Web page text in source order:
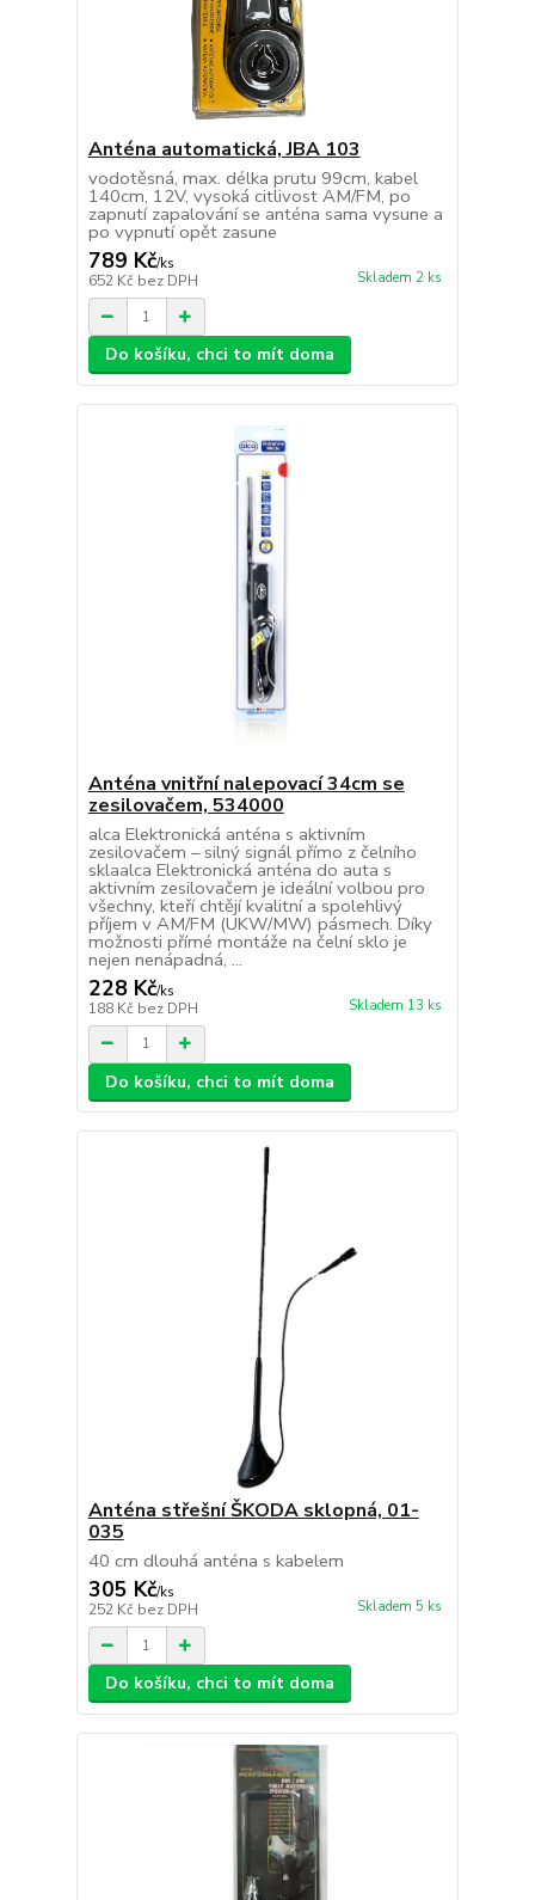
Anténa automatická, JBA 103
vodotěsná, max. délka prutu 99cm, kabel
140cm, 12V, vysoká citlivost AM/FM, po
zapnutí zapalování se anténa sama vysune a
po vypnutí opět zasune
789 Kč/ks
652 Kč bez DPH Skladem 2 ks
Do košíku, chci to mít doma
Anténa vnitřní nalepovací 34cm se
zesilovačem, 534000
alca Elektronická anténa s aktivním
zesilovačem – silný signál přímo z čelního
sklaalca Elektronická anténa do auta s
aktivním zesilovačem je ideální volbou pro
všechny, kteří chtějí kvalitní a spolehlivý
příjem v AM/FM (UKW/MW) pásmech. Díky
možnosti přímé montáže na čelní sklo je
nejen nenápadná, ...
228 Kč/ks
188 Kč bez DPH Skladem 13 ks
Do košíku, chci to mít doma
Anténa střešní ŠKODA sklopná, 01-
035
40 cm dlouhá anténa s kabelem
305 Kč/ks
252 Kč bez DPH Skladem 5 ks
Do košíku, chci to mít doma